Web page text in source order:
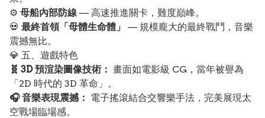
⚙️ 母船內部防線 — 高速推進關卡，難度巔峰。
💀 最終首領「母體生命體」
— 規模龐大的最終戰鬥，音樂
震撼無比。
💎 五、遊戲特色
🧬 3D 預渲染圖像技術： 畫面如電影級 CG，當年被譽為
「2D 時代的 3D 革命」。
🎧 音樂表現震撼： 電子搖滾結合交響樂手法，完美展現太
空戰場臨場感。